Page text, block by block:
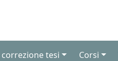
tesi Corsi